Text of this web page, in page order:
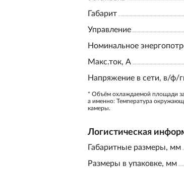
Габарит
Управление
Номинальное
Макс.ток, А
Напряжение в сети, в/ф/
* Объём охлаждаемой площади
а именно: Температура
камеры.
Логистическая
Габаритные размеры, мм
Размеры в упаковке, мм